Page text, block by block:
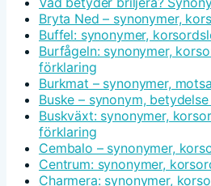
Bryta Ned – synonymer,
Buffel: synonymer,
Burfågeln: synonymer,
förklaring
Burkmat – synonymer,
Buske – synonym,
Buskväxt: synonymer,
förklaring
Cembalo – synonymer,
Centrum: synonymer,
Charmera: synonymer,